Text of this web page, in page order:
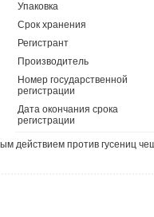
Упаковка
Срок хранения
Регистрант
Производитель
Номер государственной
регистрации
Дата окончания срока
регистрации
действием против гусениц